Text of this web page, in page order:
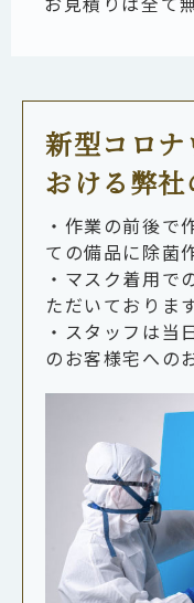
新型コロ
おける弊
・作業の前後で
ての備品に除菌
・マスク着用で
ただいております
・スタッフは当
のお客様宅への